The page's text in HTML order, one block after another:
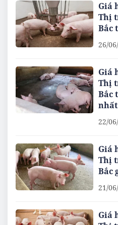
Giá
Thị
Bắc
26/
Giá
Thị
Bắc
nhất
22/
Giá
Thị
Bắc
21/
Giá